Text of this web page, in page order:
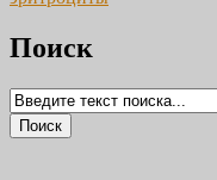
Поиск